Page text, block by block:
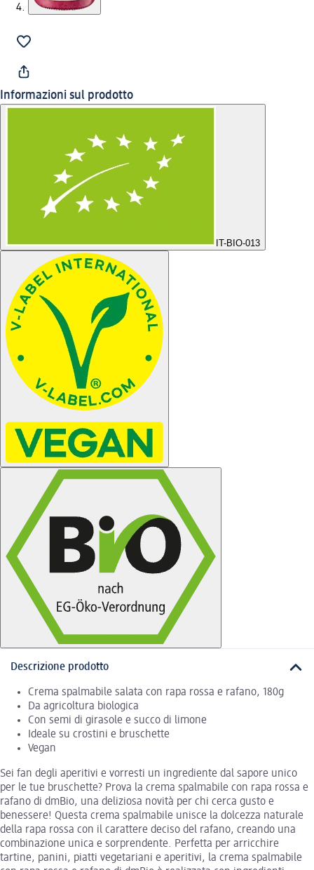
Informazioni sul prodotto
IT-BIO-013
Descrizione prodotto
Crema spalmabile salata con rapa rossa e rafano, 180g
Da agricoltura biologica
Con semi di girasole e succo di limone
Ideale su crostini e bruschette
Vegan
Sei fan degli aperitivi e vorresti un ingrediente dal sapore unico
per le tue bruschette? Prova la crema spalmabile con rapa rossa e
rafano di dmBio, una deliziosa novità per chi cerca gusto e
benessere! Questa crema spalmabile unisce la dolcezza naturale
della rapa rossa con il carattere deciso del rafano, creando una
combinazione unica e sorprendente. Perfetta per arricchire
tartine, panini, piatti vegetariani e aperitivi, la crema spalmabile